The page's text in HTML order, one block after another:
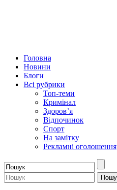
Головна
Новини
Блоги
Всі рубрики
Топ-теми
Кримінал
Здоров’я
Відпочинок
Спорт
На замітку
Рекламні оголошення